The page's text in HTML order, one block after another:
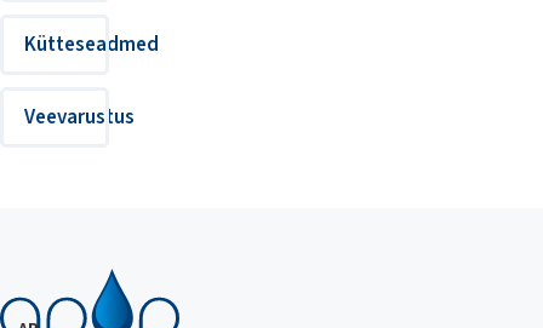
Kütteseadmed
Veevarustus